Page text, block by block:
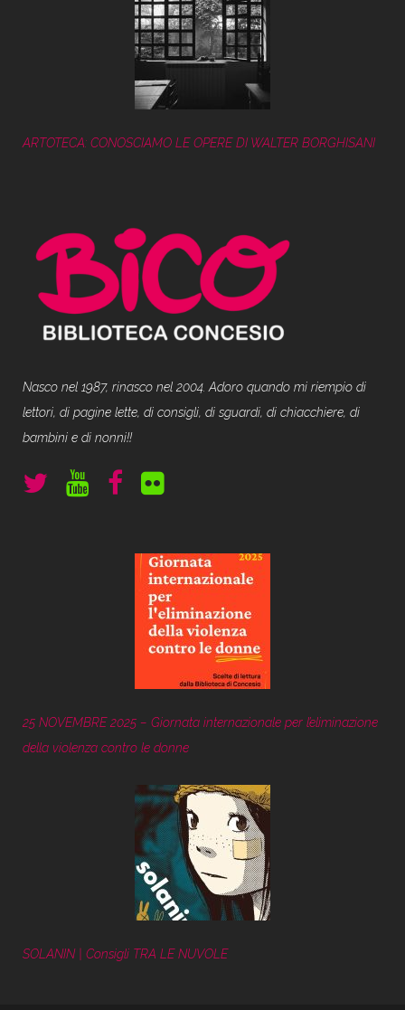
ARTOTECA: CONOSCIAMO LE OPERE DI WALTER BORGHISANI
Nasco nel 1987, rinasco nel 2004. Adoro quando mi riempio di
lettori, di pagine lette, di consigli, di sguardi, di chiacchiere, di
bambini e di nonni!!
25 NOVEMBRE 2025 – Giornata internazionale per l’eliminazione
della violenza contro le donne
SOLANIN | Consigli TRA LE NUVOLE